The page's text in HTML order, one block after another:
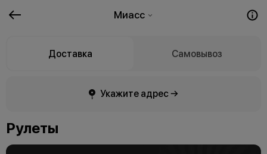
Миасс
Доставка Самовывоз
Укажите адрес →
Рулеты